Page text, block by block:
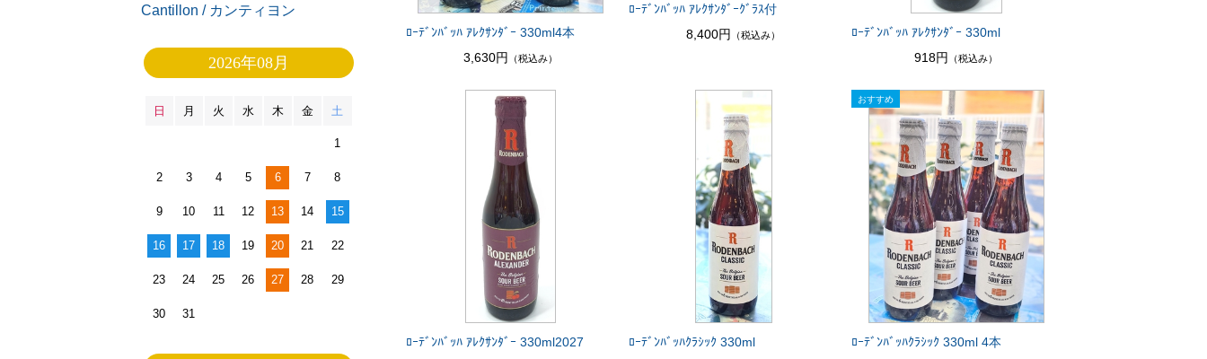
ﾛｰﾃﾞﾝﾊﾞｯﾊ ｱﾚｸｻﾝﾀﾞｰ 330ml4本
3,630円
（税込み）
ﾛｰﾃﾞﾝﾊﾞｯﾊ ｱﾚｸｻﾝﾀﾞｰｸﾞﾗｽ付
8,400円
（税込み）
ﾛｰﾃﾞﾝﾊﾞｯﾊ ｱﾚｸｻﾝﾀﾞｰ 330ml
918円
（税込み）
ﾛｰﾃﾞﾝﾊﾞｯﾊ ｱﾚｸｻﾝﾀﾞｰ 330ml2027
ﾛｰﾃﾞﾝﾊﾞｯﾊｸﾗｼｯｸ 330ml
ﾛｰﾃﾞﾝﾊﾞｯﾊｸﾗｼｯｸ 330ml 4本
Cantillon / カンティヨン
2026年08月
日 月 火 水 木 金 土
1
2 3 4 5 6 7 8
9 10 11 12 13 14 15
16 17 18 19 20 21 22
23 24 25 26 27 28 29
30 31